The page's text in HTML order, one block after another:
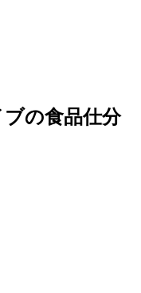
の食品仕分